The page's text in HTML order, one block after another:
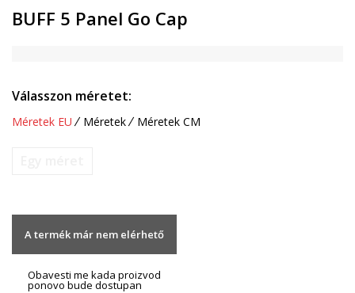
BUFF 5 Panel Go Cap
Válasszon méretet:
Méretek EU Méretek Méretek CM
A termék már nem elérhető
Obavesti me kada proizvod
ponovo bude dostupan